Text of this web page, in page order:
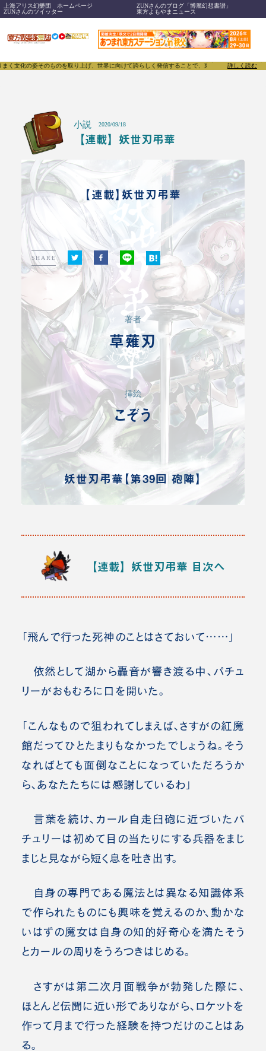
上海アリス幻樂団 ホームページ
ZUNさんのブログ「博麗幻想書譜」
ZUNさんのツイッター
東方よもやまニュース
のを取り上げ、世界に向けて誇らしく発信することで、東方Projectのみならず「同人文化」そ
詳しく読む
小説 2020/09/18
【連載】妖世刃弔華
【連載】妖世刃弔華
SHARE
著者
草薙刃
挿絵
こぞう
妖世刃弔華【第39回 砲陣】
【連載】妖世刃弔華 目次へ
「飛んで行った死神のことはさておいて……」
依然として湖から轟音が響き渡る中、パチュ
リーがおもむろに口を開いた。
「こんなもので狙われてしまえば、さすがの紅魔
館だってひとたまりもなかったでしょうね。そう
なればとても面倒なことになっていただろうか
ら、あなたたちには感謝しているわ」
言葉を続け、カール自走臼砲に近づいたパ
チュリーは初めて目の当たりにする兵器をまじ
まじと見ながら短く息を吐き出す。
自身の専門である魔法とは異なる知識体系
で作られたものにも興味を覚えるのか、動かな
いはずの魔女は自身の知的好奇心を満たそう
とカールの周りをうろつきはじめる。
さすがは第二次月面戦争が勃発した際に、
ほとんど伝聞に近い形でありながら、ロケットを
作って月まで行った経験を持つだけのことはあ
る。